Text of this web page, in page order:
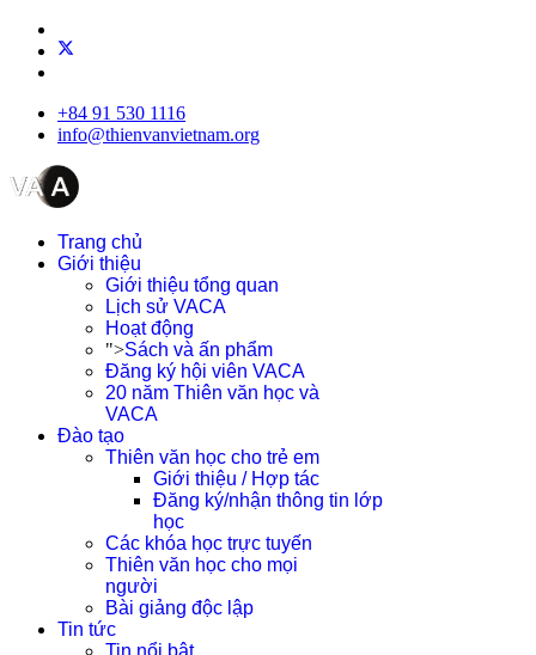
+84 91 530 1116
info@thienvanvietnam.org
Trang chủ
Giới thiệu
Giới thiệu tổng quan
Lịch sử VACA
Hoạt động
">Sách và ấn phẩm
Đăng ký hội viên VACA
20 năm Thiên văn học và
VACA
Đào tạo
Thiên văn học cho trẻ em
Giới thiệu / Hợp tác
Đăng ký/nhận thông tin lớp
học
Các khóa học trực tuyến
Thiên văn học cho mọi
người
Bài giảng độc lập
Tin tức
Tin nổi bật